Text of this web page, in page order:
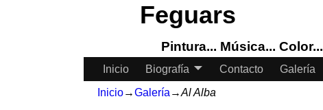
Feguars
Pintura... Música... Color...
Inicio Biografía Contacto Galería
Inicio→Galería →Al Alba